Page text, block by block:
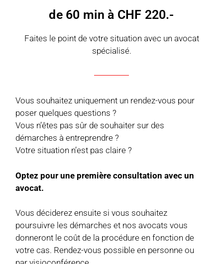
de 60 min à CHF 220.-
Faites le point de votre situation avec un avocat
spécialisé.
Vous souhaitez uniquement un rendez-vous pour
poser quelques questions ?
Vous n’êtes pas sûr de souhaiter sur des
démarches à entreprendre ?
Votre situation n’est pas claire ?
Optez pour une première consultation avec un
avocat.
Vous déciderez ensuite si vous souhaitez
poursuivre les démarches et nos avocats vous
donneront le coût de la procédure en fonction de
votre cas. Rendez-vous possible en personne ou